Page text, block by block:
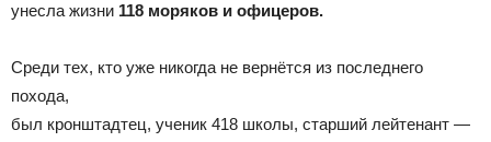
унесла жизни 118 моряков и офицеров.
Среди тех, кто уже никогда не вернётся из последнего
похода,
был кронштадтец, ученик 418 школы, старший лейтенант —